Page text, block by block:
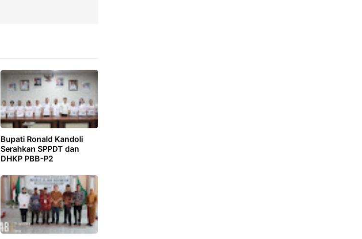
Bupati Ronald Kandoli
Serahkan SPPDT dan
DHKP PBB-P2